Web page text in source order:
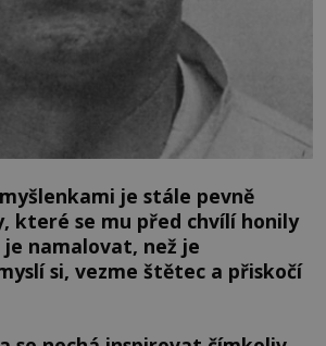
je stále pevně
které se mu před chvílí honily
je namalovat, než je
si, vezme štětec a přiskočí